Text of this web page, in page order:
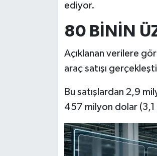
ediyor.
80 BİNİN
Açıklanan verilere
araç satışı
Bu satışlardan 2,9
457 milyon dolar (3,1
Kültür Sanat
Otomobil